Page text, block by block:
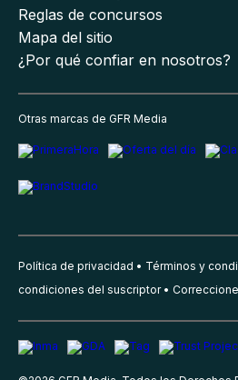
Reglas de concursos
Mapa del sitio
¿Por qué confiar en nosotros?
Otras marcas de GFR Media
Política de privacidad Términos y
condiciones del suscriptor